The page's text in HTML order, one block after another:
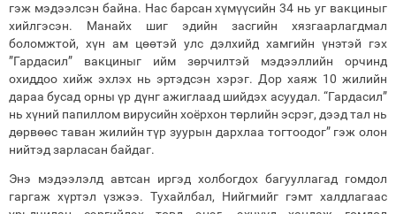
гэж мэдээлсэн байна. Нас барсан хүмүүсийн 34 нь уг вакциныг
хийлгэсэн. Манайх шиг эдийн засгийн хязгаарлагдмал
боломжтой, хүн ам цөөтэй улс дэлхийд хамгийн үнэтэй гэх
”Гардасил” вакциныг ийм зөрчилтэй мэдээллийн орчинд
охиддоо хийж эхлэх нь эртэдсэн хэрэг. Дор хаяж 10 жилийн
дараа бусад орны үр дүнг ажиглаад шийдэх асуудал. “Гардасил”
нь хүний папиллом вирусийн хоёрхон төрлийн эсрэг, дээд тал нь
дөрвөөс таван жилийн түр зуурын дархлаа тогтоодог” гэж олон
нийтэд зарласан байдаг.
Энэ мэдээлэлд автсан иргэд холбогдох багууллагад гомдол
гаргаж хүртэл үзжээ. Тухайлбал, Нийгмийг гэмт халдлагаас